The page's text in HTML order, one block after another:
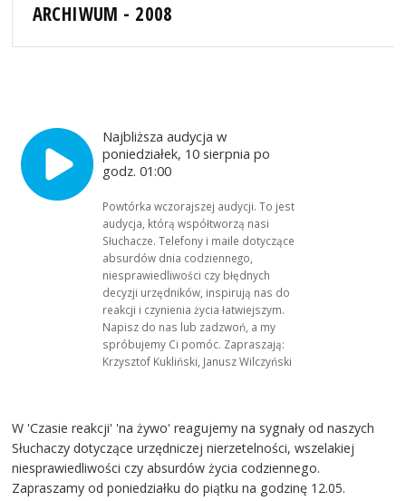
ARCHIWUM - 2008
Najbliższa audycja w
poniedziałek, 10 sierpnia po
godz. 01:00
Powtórka wczorajszej audycji. To jest
audycja, którą współtworzą nasi
Słuchacze. Telefony i maile dotyczące
absurdów dnia codziennego,
niesprawiedliwości czy błędnych
decyzji urzędników, inspirują nas do
reakcji i czynienia życia łatwiejszym.
Napisz do nas lub zadzwoń, a my
spróbujemy Ci pomóc. Zapraszają:
Krzysztof Kukliński, Janusz Wilczyński
W 'Czasie reakcji' 'na żywo' reagujemy na sygnały od naszych
Słuchaczy dotyczące urzędniczej nierzetelności, wszelakiej
niesprawiedliwości czy absurdów życia codziennego.
Zapraszamy od poniedziałku do piątku na godzinę 12.05.